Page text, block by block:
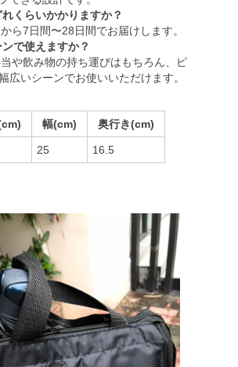
くらいかかりますか？
ら7日間〜28日間でお届けします。
で使えますか？
や飲み物の持ち運びはもちろん、ピ
広いシーンでお使いいただけます。
幅(cm) 奥行き(cm)
25 16.5